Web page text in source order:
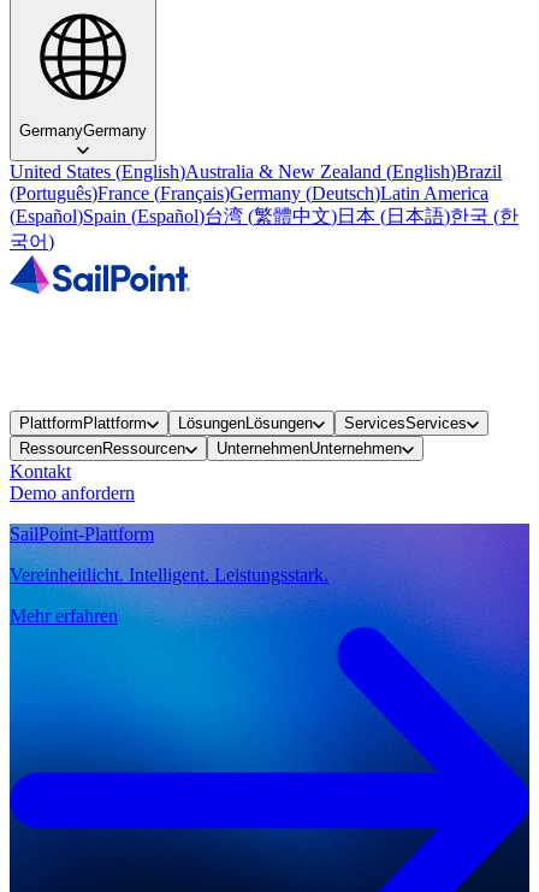
GermanyGermany
United States (English)Australia & New Zealand (English)Brazil
(Português)France (Français)Germany (Deutsch)Latin America
(Español)Spain (Español)台湾 (繁體中文)日本 (日本語)한국 (한
국어)
Plattform Plattform LösungenLösungen ServicesServices
RessourcenRessourcen UnternehmenUnternehmen
Kontakt
Demo anfordern
SailPoint-Plattform
Vereinheitlicht. Intelligent. Leistungsstark.
Mehr erfahren